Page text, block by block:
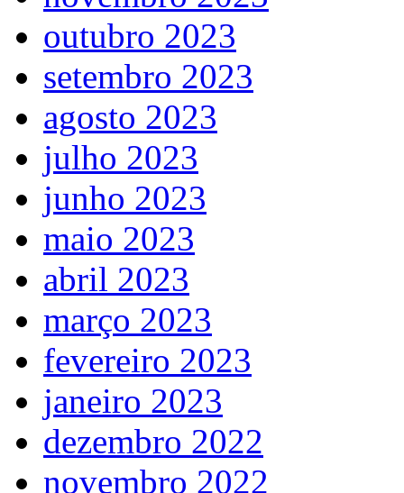
outubro 2023
setembro 2023
agosto 2023
julho 2023
junho 2023
maio 2023
abril 2023
março 2023
fevereiro 2023
janeiro 2023
dezembro 2022
novembro 2022